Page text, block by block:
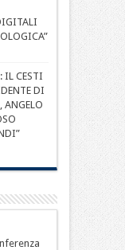
IL CESTI
DI